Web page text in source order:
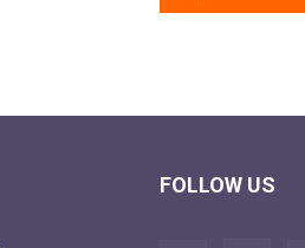
FOLLOW US